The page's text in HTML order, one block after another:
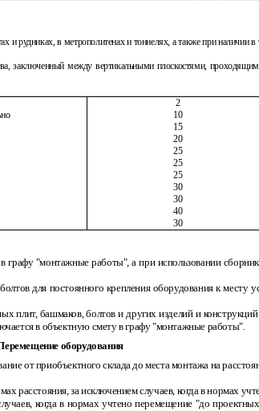
рудниках, в метрополитенах и тоннелях, а также при
заключенный между вертикальными плоскостями,
2
10
15
20
25
25
25
30
30
40
30
"монтажные работы", а при использовании
для постоянного крепления оборудования к
башмаков, болтов и других изделий и
в объектную смету в графу "монтажные работы".
оборудования
от приобъектного склада до места монтажа на
расстояния, за исключением случаев, когда в нормах
когда в нормах учтено перемещение "до